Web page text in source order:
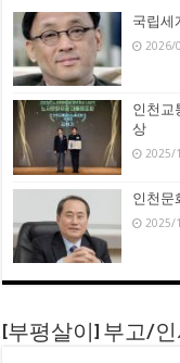
국립세
2026/
인천교
상
2025/
인천문
2025/
[부평살이] 부고/